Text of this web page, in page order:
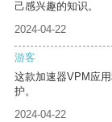
己感兴趣的知识。
2024-04-22
游客
这款加速器VPM应
护。
2024-04-22